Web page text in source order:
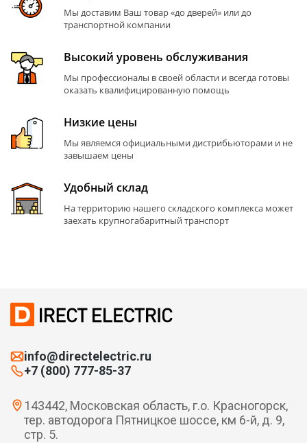
Мы доставим Ваш товар «до дверей» или до
транспортной компании
Высокий уровень обслуживания
Мы профессионалы в своей области и всегда готовы
оказать квалифицированную помощь
Низкие цены
Мы являемся официальными дистрибьюторами и не
завышаем цены
Удобный склад
На территорию нашего складского комплекса может
заехать крупногабаритный транспорт
info@directelectric.ru
+7 (800) 777-85-37
143442, Московская область, г.о. Красногорск,
тер. автодорога Пятницкое шоссе, км 6-й, д. 9,
стр. 5.